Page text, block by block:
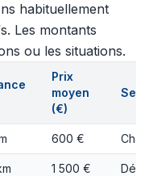
habituellement
Les montants
ou les situations.
Prix
moyen
(€)
600 €
1 500 €